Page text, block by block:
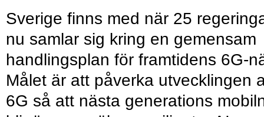
Sverige finns med när 25
nu samlar sig kring en gemensam
handlingsplan för framtidens 6G-
Målet är att påverka utvecklingen
6G så att nästa generations